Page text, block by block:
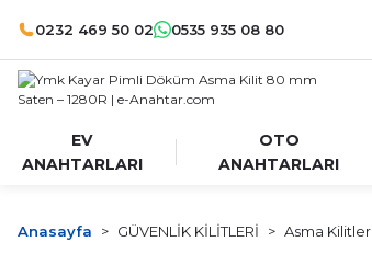
0232 469 50 02 0535 935 08 80
EV
ANAHTARLARI
OTO
ANAHTARLARI
Anasayfa GÜVENLİK KİLİTLERİ Asma Kilitler